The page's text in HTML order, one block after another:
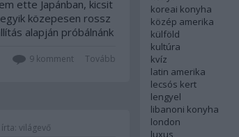
ette Japánban, kicsit
közepesen rossz
alapján próbálnánk
nagy japán
Tovább
9komment
írta: világevő
koreai konyha
közép amerika
külföld
kultúra
kvíz
latin amerika
lecsós kert
lengyel
libanoni konyha
london
luxus